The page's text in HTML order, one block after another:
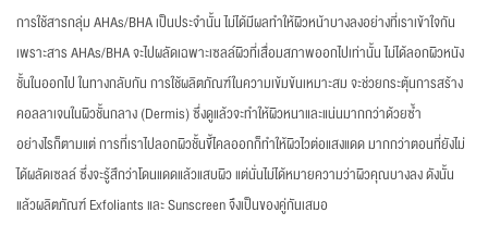
การใช้สารกลุ่ม AHAs/BHA เป็นประจำนั้น ไม่ได้มีผลทำให้ผิวหน้าบางลงอย่างที่เราเข้าใจกัน
เพราะสาร AHAs/BHA จะไปผลัดเฉพาะเซลล์ผิวที่เสื่อมสภาพออกไปเท่านั้น ไม่ได้ลอกผิวหนัง
ชั้นในออกไป ในทางกลับกัน การใช้ผลิตภัณฑ์ในความเข้มข้นเหมาะสม จะช่วยกระตุ้นการสร้าง
คอลลาเจนในผิวชั้นกลาง (Dermis) ซึ่งดูแล้วจะทำให้ผิวหนาและแน่นมากกว่าด้วยซ้ำ
อย่างไรก็ตามแต่ การที่เราไปลอกผิวชั้นขี้ไคลออกก็ทำให้ผิวไวต่อแสงแดด มากกว่าตอนที่ยังไม่
ได้ผลัดเซลล์ ซึ่งจะรู้สึกว่าโดนแดดแล้วแสบผิว แต่นั่นไม่ได้หมายความว่าผิวคุณบางลง ดังนั้น
แล้วผลิตภัณฑ์ Exfoliants และ Sunscreen จึงเป็นของคู่กันเสมอ